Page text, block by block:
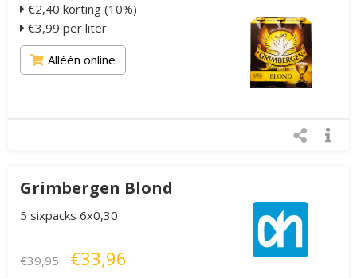
€2,40 korting (10%)
€3,99 per liter
Alléén online
Grimbergen Blond
5 sixpacks 6x0,30
€39,95 €33,96